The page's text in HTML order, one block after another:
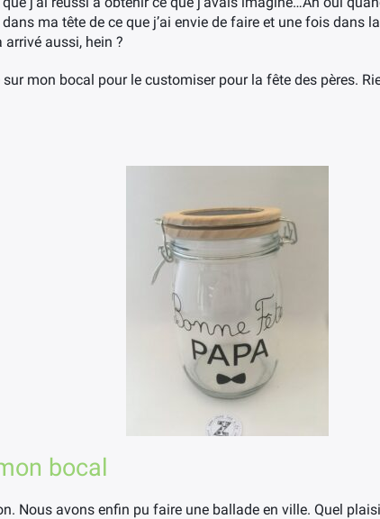
ma tête de ce que j’ai envie de faire et une fois dans
aussi, hein ?
mon bocal pour le customiser pour la fête des pères.
bocal
Nous avons enfin pu faire une ballade en ville. Quel